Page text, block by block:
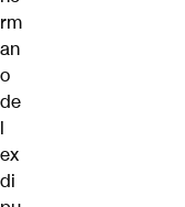
rm
an
o
de
l
ex
di